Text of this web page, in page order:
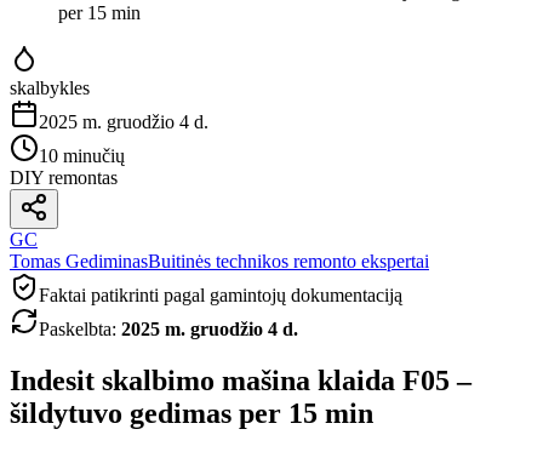
per 15 min
skalbykles
2025 m. gruodžio 4 d.
10 minučių
DIY remontas
GC
Tomas GediminasBuitinės technikos remonto ekspertai
Faktai patikrinti pagal gamintojų dokumentaciją
Paskelbta: 2025 m. gruodžio 4 d.
Indesit skalbimo mašina klaida F05 –
šildytuvo gedimas per 15 min